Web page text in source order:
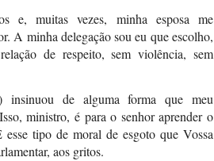
e, muitas vezes, minha esposa me
A minha delegação sou eu que escolho,
de respeito, sem violência, sem
insinuou de alguma forma que meu
ministro, é para o senhor aprender o
tipo de moral de esgoto que Vossa
aos gritos.